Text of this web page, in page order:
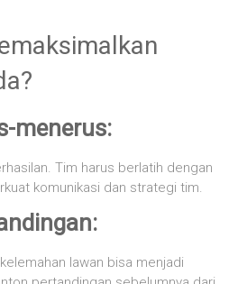
menerus:
Tim harus berlatih dengan
komunikasi dan strategi tim.
lawan bisa menjadi